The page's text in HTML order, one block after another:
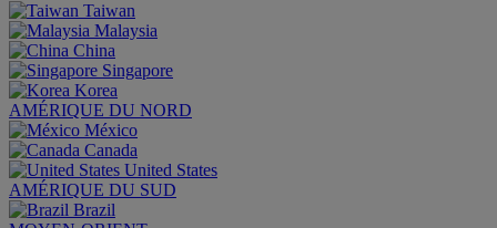
Taiwan
Malaysia
China
Singapore
Korea
AMÉRIQUE DU NORD
México
Canada
United States
AMÉRIQUE DU SUD
Brazil